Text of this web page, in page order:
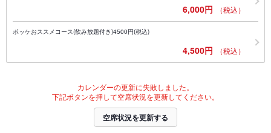
6,000円 （税込）
ポッケおススメコース(飲み放題付き)4500円(税込)
4,500円 （税込）
カレンダーの更新に失敗しました。
下記ボタンを押して空席状況を更新してください。
空席状況を更新する